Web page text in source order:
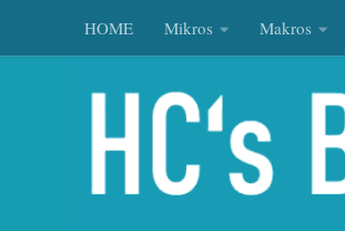
Zum Inhalt springen
HOME Mikros Makros